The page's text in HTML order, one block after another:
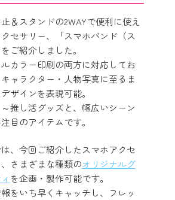
＆スタンドの2WAYで便利に使え
セサリー、「スマホバンド（ス
ご紹介しました。
カラー印刷の両方に対応してお
ャラクター・人物写真に至るま
ザインを表現可能。
推し活グッズと、幅広いシーン
目のアイテムです。
は、今回ご紹介したスマホアクセ
さまざまな種類のオリジナルグ
を企画・製作可能です。
をいち早くキャッチし、フレッ